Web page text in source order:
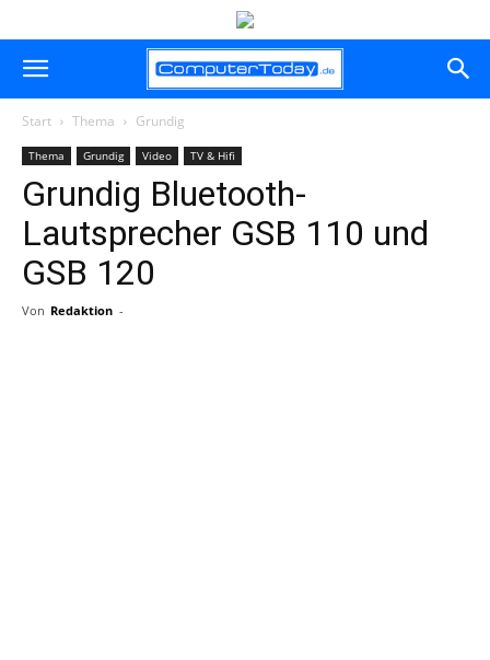
Start Thema Grundig
Thema Grundig Video TV & Hifi
Grundig Bluetooth-
Lautsprecher GSB 110 und
GSB 120
Von Redaktion -